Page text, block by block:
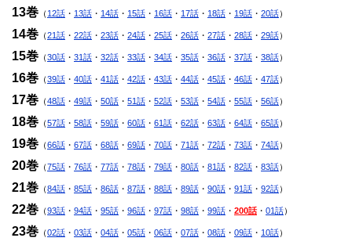
13巻 （12話 ・ 13話 ・ 14話 ・ 15話 ・ 16話 ・ 17話 ・ 18話 ・ 19話 ・ 20話）
14巻 （21話 ・ 22話 ・ 23話 ・ 24話 ・ 25話 ・ 26話 ・ 27話 ・ 28話 ・ 29話）
15巻 （30話 ・ 31話 ・ 32話 ・ 33話 ・ 34話 ・ 35話 ・ 36話 ・ 37話 ・ 38話）
16巻 （39話 ・ 40話 ・ 41話 ・ 42話 ・ 43話 ・ 44話 ・ 45話 ・ 46話 ・ 47話）
17巻 （48話 ・ 49話 ・ 50話 ・ 51話 ・ 52話 ・ 53話 ・ 54話 ・ 55話 ・ 56話）
18巻 （57話 ・ 58話 ・ 59話 ・ 60話 ・ 61話 ・ 62話 ・ 63話 ・ 64話 ・ 65話）
19巻 （66話 ・ 67話 ・ 68話 ・ 69話 ・ 70話 ・ 71話 ・ 72話 ・ 73話 ・ 74話）
20巻 （75話 ・ 76話 ・ 77話 ・ 78話 ・ 79話 ・ 80話 ・ 81話 ・ 82話 ・ 83話）
21巻 （84話 ・ 85話 ・ 86話 ・ 87話 ・ 88話 ・ 89話 ・ 90話 ・ 91話 ・ 92話）
22巻 （93話 ・ 94話 ・ 95話 ・ 96話 ・ 97話 ・ 98話 ・ 99話 ・ 200話 ・ 01話）
23巻 （02話 ・ 03話 ・ 04話 ・ 05話 ・ 06話 ・ 07話 ・ 08話 ・ 09話 ・ 10話）